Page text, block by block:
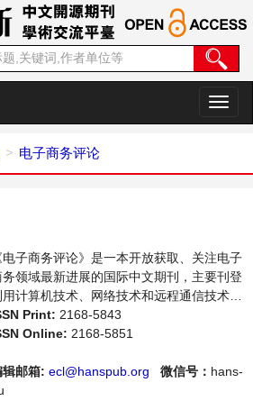
切
换
电子商务评论
电子商务评论》是一本开放获取、关注电子
务领域最新进展的国际中文期刊，主要刊登
用计算机技术、网络技术和远程通信技术来
现电子化、数字化和网络化的整个商务过程
相关论文。本刊支持思想创新、学术创新，
，旨在给世界范围内的科学家、学者、科研
员提供一个传播、分享和讨论电子商务领域
Print: 2168-5843
Online: 2168-5851
辑邮箱: ecl@hanspub.org 微信号： hans-